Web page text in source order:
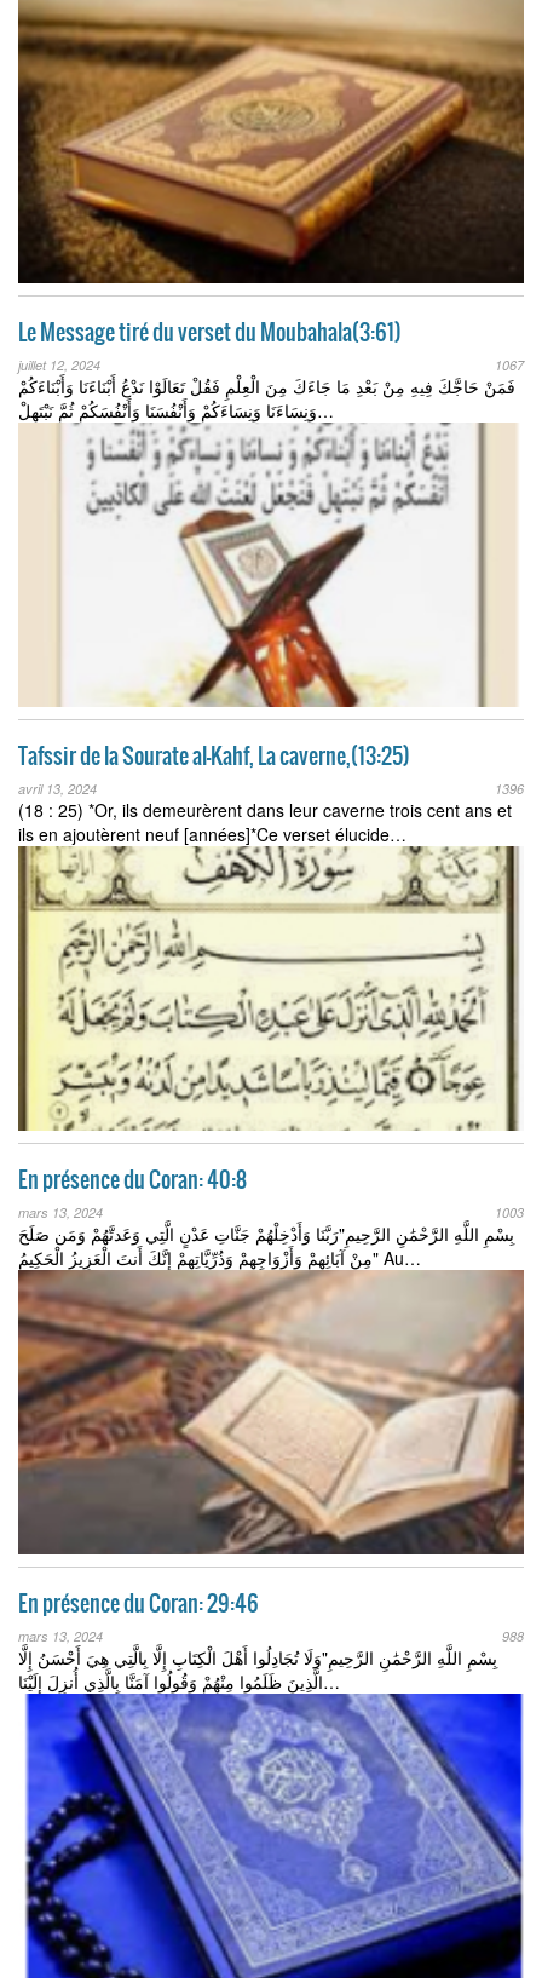
Le Message tiré du verset du Moubahala(3:61)
juillet 12, 2024 1067
فَمَنْ حَاجَّكَ فِيهِ مِنْ بَعْدِ مَا جَاءَكَ مِنَ الْعِلْمِ فَقُلْ تَعَالَوْا نَدْعُ أَبْنَاءَنَا وَأَبْنَاءَكُمْ
وَنِسَاءَنَا وَنِسَاءَكُمْ وَأَنْفُسَنَا وَأَنْفُسَكُمْ ثُمَّ نَبْتَهِلْ…
Tafssir de la Sourate al-Kahf, La caverne,(13:25)
avril 13, 2024 1396
(18 : 25) *Or, ils demeurèrent dans leur caverne trois cent ans et
ils en ajoutèrent neuf [années]*Ce verset élucide…
En présence du Coran: 40:8
mars 13, 2024 1003
بِسْمِ اللَّهِ الرَّحْمَٰنِ الرَّحِيمِ"رَبَّنَا وَأَدْخِلْهُمْ جَنَّاتِ عَدْنٍ الَّتِي وَعَدتَّهُمْ وَمَن صَلَحَ
مِنْ آبَائِهِمْ وَأَزْوَاجِهِمْ وَذُرِّيَّاتِهِمْ إِنَّكَ أَنتَ الْعَزِيزُ الْحَكِيمُ" Au…
En présence du Coran: 29:46
mars 13, 2024 988
بِسْمِ اللَّهِ الرَّحْمَٰنِ الرَّحِيمِ"وَلَا تُجَادِلُوا أَهْلَ الْكِتَابِ إِلَّا بِالَّتِي هِيَ أَحْسَنُ إِلَّا
الَّذِينَ ظَلَمُوا مِنْهُمْ وَقُولُوا آمَنَّا بِالَّذِي أُنزِلَ إِلَيْنَا…